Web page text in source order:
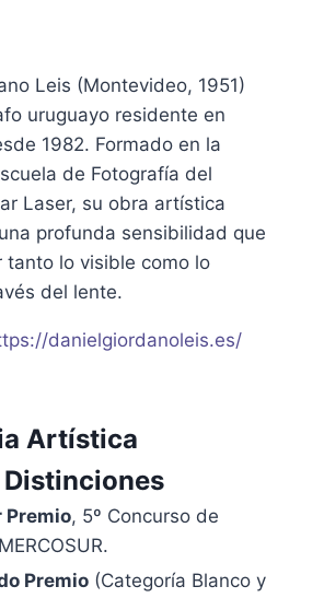
Leis (Montevideo, 1951)
uruguayo residente en
1982. Formado en la
de Fotografía del
Laser, su obra artística
profunda sensibilidad que
tanto lo visible como lo
del lente.
danielgiordanoleis.es/
Artística
Premio, 5º Concurso de
Premio(Categoría Blanco y